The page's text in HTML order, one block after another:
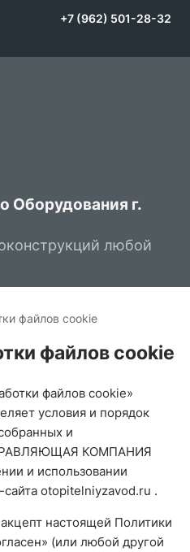
Оборудования г.
любой
+7 (962) 501-28-32
файлов cookie
файлов cookie
файлов cookie»
условия и порядок
и
КОМПАНИЯ
и использовании
otopitelniyzavod.ru .
настоящей Политики
(или любой другой